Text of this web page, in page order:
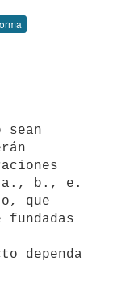
a., b., e.
que
fundadas
dependa